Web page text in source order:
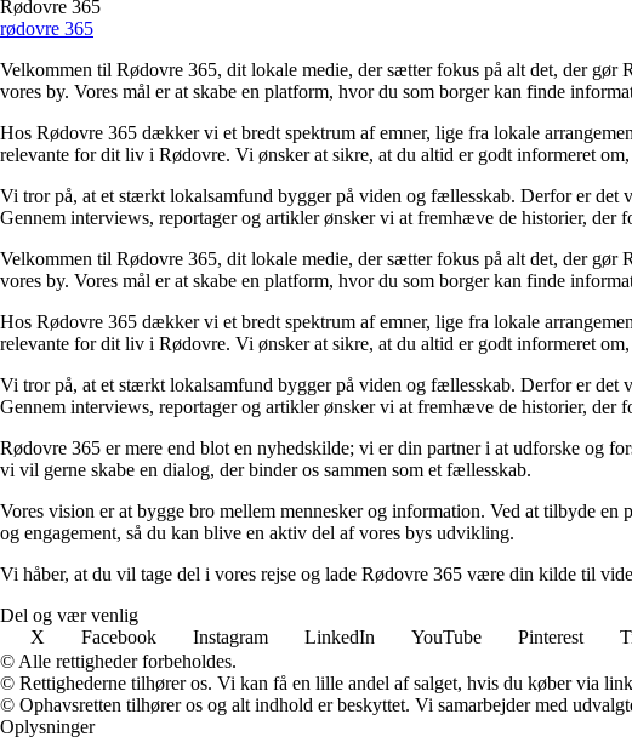
Rødovre 365
rødovre 365
Velkommen til Rødovre 365, dit lokale medie, der sætter fokus på alt det, der gør
vores by. Vores mål er at skabe en platform, hvor du som borger kan finde
Hos Rødovre 365 dækker vi et bredt spektrum af emner, lige fra lokale
relevante for dit liv i Rødovre. Vi ønsker at sikre, at du altid er godt informeret
Vi tror på, at et stærkt lokalsamfund bygger på viden og fællesskab. Derfor er det
Gennem interviews, reportager og artikler ønsker vi at fremhæve de historier, der
Velkommen til Rødovre 365, dit lokale medie, der sætter fokus på alt det, der gør
vores by. Vores mål er at skabe en platform, hvor du som borger kan finde
Hos Rødovre 365 dækker vi et bredt spektrum af emner, lige fra lokale
relevante for dit liv i Rødovre. Vi ønsker at sikre, at du altid er godt informeret
Vi tror på, at et stærkt lokalsamfund bygger på viden og fællesskab. Derfor er det
Gennem interviews, reportager og artikler ønsker vi at fremhæve de historier, der
Rødovre 365 er mere end blot en nyhedskilde; vi er din partner i at udforske og
vi vil gerne skabe en dialog, der binder os sammen som et fællesskab.
Vores vision er at bygge bro mellem mennesker og information. Ved at tilbyde
og engagement, så du kan blive en aktiv del af vores bys udvikling.
Vi håber, at du vil tage del i vores rejse og lade Rødovre 365 være din kilde til
Del og vær venlig
X
Facebook Instagram LinkedIn YouTube Pinterest
© Alle rettigheder forbeholdes.
© Rettighederne tilhører os. Vi kan få en lille andel af salget, hvis du køber via
© Ophavsretten tilhører os og alt indhold er beskyttet. Vi samarbejder med
Oplysninger